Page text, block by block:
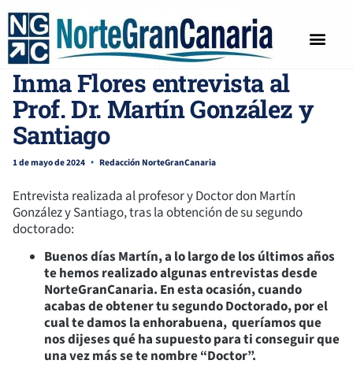
ENTREVISTAS POR INMA FLORES
Inma Flores entrevista al
Prof. Dr. Martín González y
Santiago
1 de mayo de 2024 Redacción NorteGranCanaria
Entrevista realizada al profesor y Doctor don Martín
González y Santiago, tras la obtención de su segundo
doctorado:
Buenos días Martín, a lo largo de los últimos años
te hemos realizado algunas entrevistas desde
NorteGranCanaria. En esta ocasión, cuando
acabas de obtener tu segundo Doctorado, por el
cual te damos la enhorabuena, queríamos que
nos dijeses qué ha supuesto para ti conseguir que
una vez más se te nombre “Doctor”.